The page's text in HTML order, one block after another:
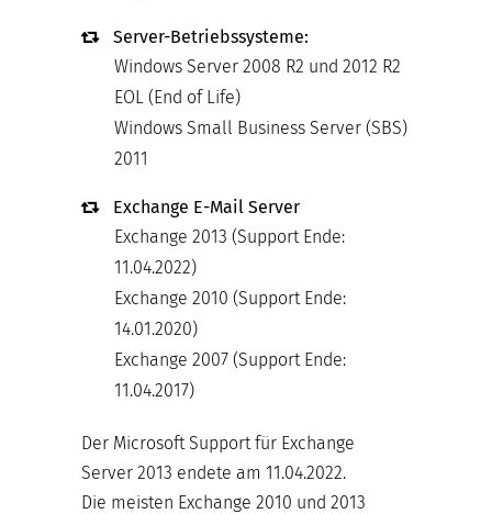
Server-Betriebssysteme:
Windows Server 2008 R2 und 2012 R2
EOL (End of Life)
Windows Small Business Server (SBS)
2011
Exchange E-Mail Server
Exchange 2013 (Support Ende:
11.04.2022)
Exchange 2010 (Support Ende:
14.01.2020)
Exchange 2007 (Support Ende:
11.04.2017)
Der Microsoft Support für Exchange
Server 2013 endete am 11.04.2022.
Die meisten Exchange 2010 und 2013